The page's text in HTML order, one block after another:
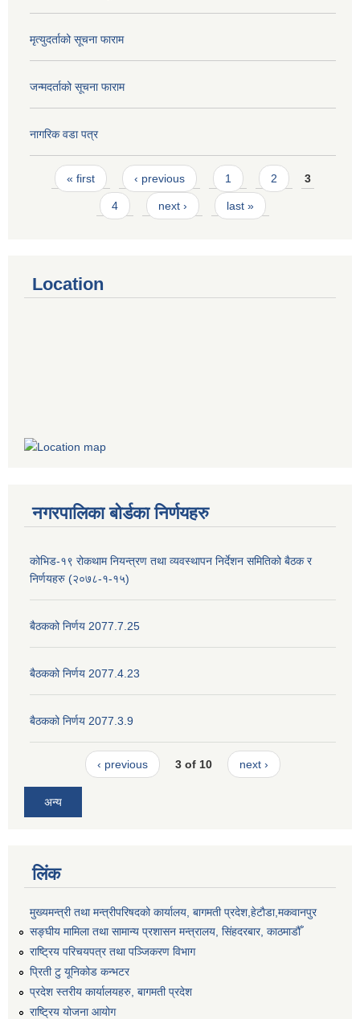
मृत्युदर्ताको सूचना फाराम
जन्मदर्ताको सूचना फाराम
नागरिक वडा पत्र
Pages
« first ‹ previous 1 2 3
4 next › last »
Location
नगरपालिका बोर्डका निर्णयहरु
कोभिड-१९ रोकथाम नियन्त्रण तथा व्यवस्थापन निर्देशन समितिको बैठक र
निर्णयहरु (२०७८-१-१५)
बैठकको निर्णय 2077.7.25
बैठकको निर्णय 2077.4.23
बैठकको निर्णय 2077.3.9
‹ previous 3 of 10 next ›
अन्य
लिंक
मुख्यमन्त्री तथा मन्त्रीपरिषदको कार्यालय, बागमती प्रदेश,हेटाैडा,मकवानपुर
सङ्‍घीय मामिला तथा सामान्य प्रशासन मन्त्रालय, सिंहदरबार, काठमाडौँ
राष्ट्रिय परिचयपत्र तथा पञ्जिकरण विभाग
प्रिती टु यूनिकोड कन्भटर
प्रदेश स्तरीय कार्यालयहरु, बागमती प्रदेश
राष्ट्रिय योजना आयोग